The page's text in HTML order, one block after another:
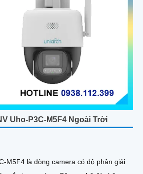
Uho-P3C-M5F4 Ngoài Trời
M5F4 là dòng camera có độ phân giải